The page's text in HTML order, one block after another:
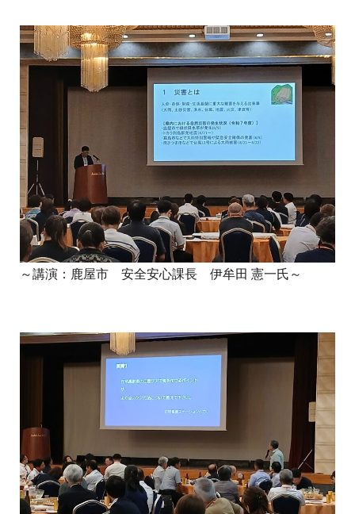
～講演：鹿屋市 安全安心課長 伊牟田 憲一氏～